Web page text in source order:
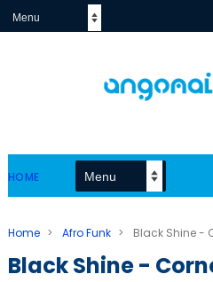
HOME
Home > Afro Funk > Black Shine -
Black Shine -